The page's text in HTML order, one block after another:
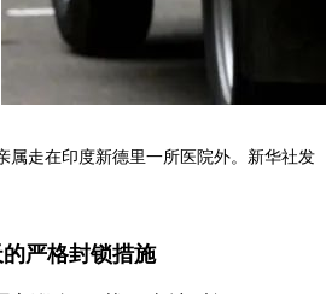
属走在印度新德里一所医院外。新华社发
严格封锁措施